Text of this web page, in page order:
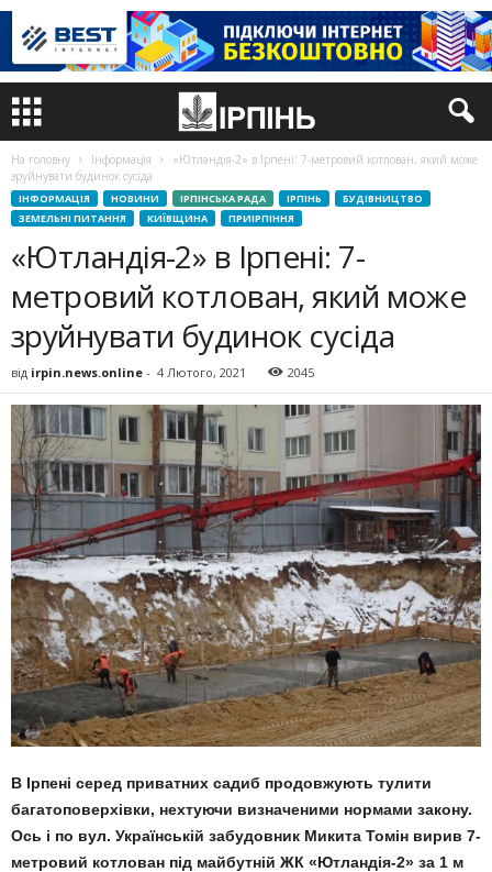
На головну Інформація
«Ютландія-2» в Ірпені: 7-метровий котлован, який може
зруйнувати будинок сусіда
ІНФОРМАЦІЯ НОВИНИ ІРПІНСЬКА РАДА ІРПІНЬ
БУДІВНИЦТВО
ЗЕМЕЛЬНІ ПИТАННЯ
КИЇВЩИНА ПРИІРПІННЯ
«Ютландія-2» в Ірпені: 7-
метровий котлован, який може
зруйнувати будинок сусіда
від irpin.news.online - 4 Лютого, 2021 2045
В Ірпені серед приватних садиб продовжують тулити
багатоповерхівки, нехтуючи визначеними нормами закону.
Ось і по вул. Українській забудовник Микита Томін вирив 7-
метровий котлован під майбутній ЖК «Ютландія-2» за 1 м